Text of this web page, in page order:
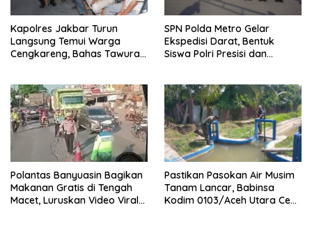
Kapolres Jakbar Turun
Langsung Temui Warga
Cengkareng, Bahas Tawuran
SPN Polda Metro Gelar
Ekspedisi Darat, Bentuk
Siswa Polri Presisi dan
Polantas Banyuasin Bagikan
Makanan Gratis di Tengah
Macet, Luruskan Video Viral
Pastikan Pasokan Air Musim
Tanam Lancar, Babinsa
Kodim 0103/Aceh Utara Cek